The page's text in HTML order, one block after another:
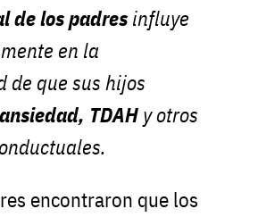
de los padres influye
en la
de que sus hijos
ansiedad, TDAH y otros
encontraron que los